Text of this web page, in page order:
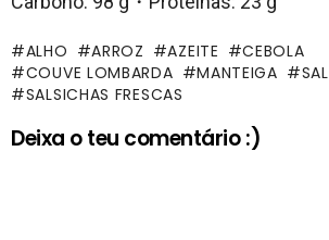
ALHO ARROZ AZEITE
CEBOLA
COUVE LOMBARDA
MANTEIGA
SAL
SALSICHAS FRESCAS
Deixa o teu comentário :)